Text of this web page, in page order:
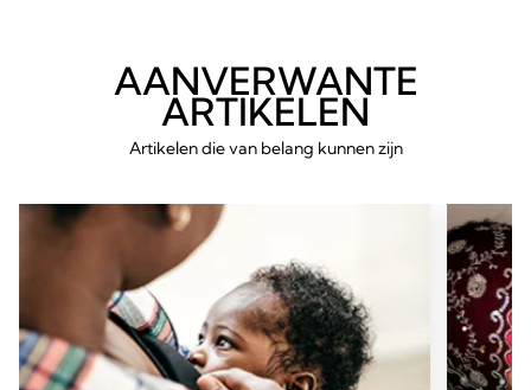
AANVERWANTE
ARTIKELEN
Artikelen die van belang kunnen zijn